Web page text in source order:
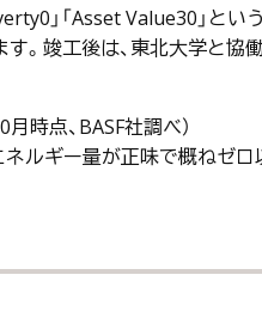
」「Asset Value30」と
。竣工後は、東北大学と
時点、BASF社調べ）
ネルギー量が正味で概ねゼ